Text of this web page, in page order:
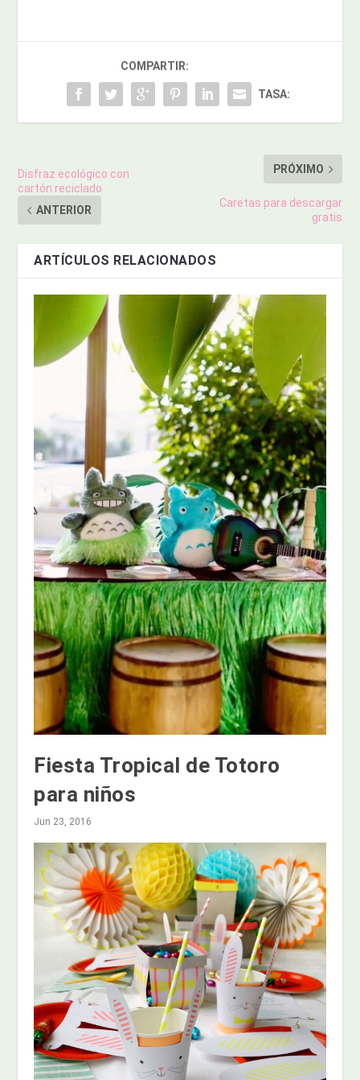
COMPARTIR:
TASA:
Disfraz ecológico con
cartón reciclado
ANTERIOR
PRÓXIMO
Caretas para descargar
gratis
ARTÍCULOS RELACIONADOS
Fiesta Tropical de Totoro
para niños
Jun 23, 2016